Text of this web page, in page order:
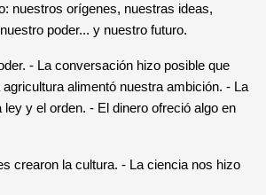
nuestros orígenes, nuestras ideas,
poder... y nuestro futuro.
- La conversación hizo posible que
alimentó nuestra ambición. - La
y el orden. - El dinero ofreció algo en
crearon la cultura. - La ciencia nos hizo